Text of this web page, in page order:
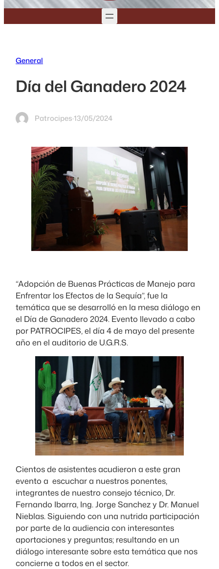
General
Día del Ganadero 2024
Patrocipes·13/05/2024
“Adopción de Buenas Prácticas de Manejo para
Enfrentar los Efectos de la Sequía”, fue la
temática que se desarrolló en la mesa diálogo en
el Día de Ganadero 2024. Evento llevado a cabo
por PATROCIPES, el día 4 de mayo del presente
año en el auditorio de U.G.R.S.
Cientos de asistentes acudieron a este gran
evento a escuchar a nuestros ponentes,
integrantes de nuestro consejo técnico, Dr.
Fernando Ibarra, Ing. Jorge Sanchez y Dr. Manuel
Nieblas. Siguiendo con una nutrida participación
por parte de la audiencia con interesantes
aportaciones y preguntas; resultando en un
diálogo interesante sobre esta temática que nos
concierne a todos en el sector.